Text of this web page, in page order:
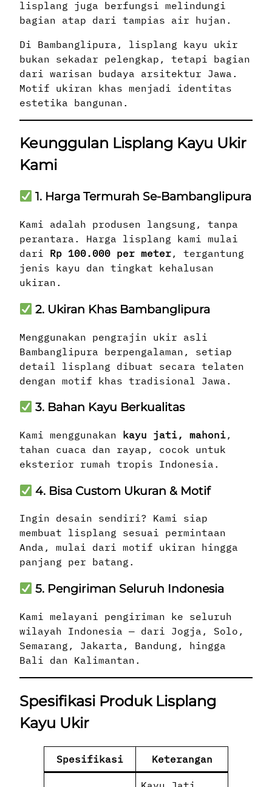
lisplang juga berfungsi melindungi
bagian atap dari tampias air hujan.
Di Bambanglipura, lisplang kayu ukir
bukan sekadar pelengkap, tetapi bagian
dari warisan budaya arsitektur Jawa.
Motif ukiran khas menjadi identitas
estetika bangunan.
Keunggulan Lisplang Kayu Ukir
Kami
1. Harga Termurah Se-Bambanglipura
Kami adalah produsen langsung, tanpa
perantara. Harga lisplang kami mulai
dari Rp 100.000 per meter, tergantung
jenis kayu dan tingkat kehalusan
ukiran.
2. Ukiran Khas Bambanglipura
Menggunakan pengrajin ukir asli
Bambanglipura berpengalaman, setiap
detail lisplang dibuat secara telaten
dengan motif khas tradisional Jawa.
3. Bahan Kayu Berkualitas
Kami menggunakan kayu jati, mahoni ,
tahan cuaca dan rayap, cocok untuk
eksterior rumah tropis Indonesia.
4. Bisa Custom Ukuran & Motif
Ingin desain sendiri? Kami siap
membuat lisplang sesuai permintaan
Anda, mulai dari motif ukiran hingga
panjang per batang.
5. Pengiriman Seluruh Indonesia
Kami melayani pengiriman ke seluruh
wilayah Indonesia — dari Jogja, Solo,
Semarang, Jakarta, Bandung, hingga
Bali dan Kalimantan.
Spesifikasi Produk Lisplang
Kayu Ukir
Spesifikasi Keterangan